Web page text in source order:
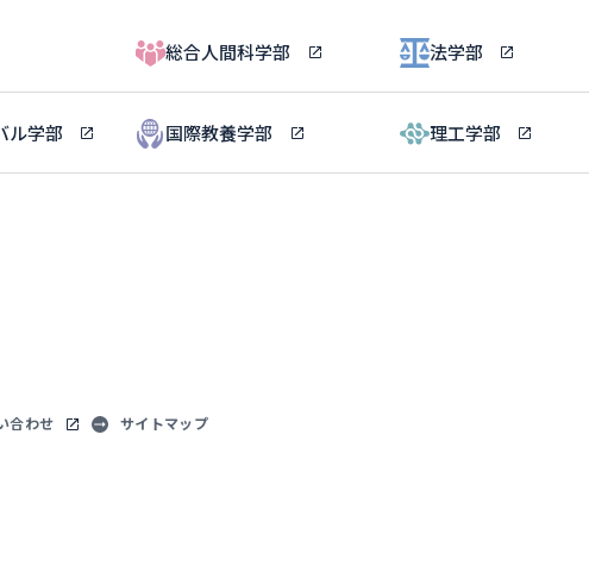
総合人間科学部 法学部
ル学部 国際教養学部 理工学部
合わせ サイトマップ